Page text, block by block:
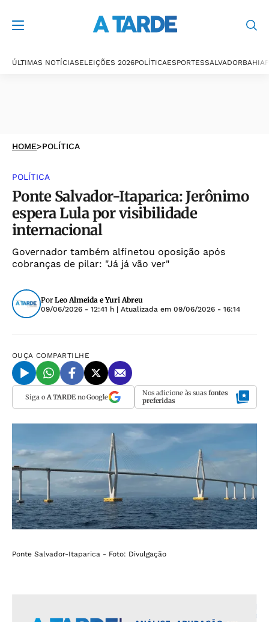
ÚLTIMAS NOTÍCIASELEIÇÕES 2026POLÍTICAESPORTESSALVADORBAHIA
HOME>POLÍTICA
POLÍTICA
Ponte Salvador-Itaparica: Jerônimo
espera Lula por visibilidade
internacional
Governador também alfinetou oposição após
cobranças de pilar: "Já já vão ver"
Por Leo Almeida e Yuri Abreu
09/06/2026 - 12:41 h | Atualizada em 09/06/2026 - 16:14
OUÇA COMPARTILHE
Siga o A TARDEno Google Nos adicione às suas fontes
preferidas
Ponte Salvador-Itaparica - Foto: Divulgação